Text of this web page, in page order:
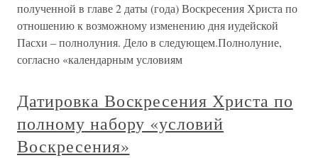
полученной в главе 2 даты (года) Воскресения Христа по
отношению к возможному изменению дня иудейской
Пасхи – полнолуния. Дело в следующем.Полнолуние,
согласно «календарным условиям
Датировка Воскресения Христа по
полному набору «условий
Воскресения»